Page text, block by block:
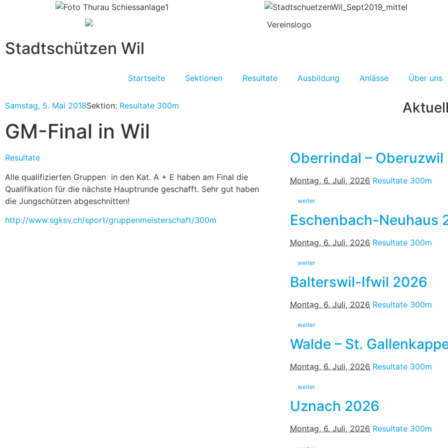
Stadtschützen Wil
Startseite Sektionen Resultate Ausbildung Anlässe Über uns
Samstag, 5. Mai 2018Sektion: Resultate 300m
GM-Final in Wil
Resultate
Alle qualifizierten Gruppen in den Kat. A + E haben am Final die
Qualifikation für die nächste Hauptrunde geschafft. Sehr gut haben
die Jungschützen abgeschnitten!
http://www.sgksv.ch/sport/gruppenmeisterschaft/300m
Oberrindal – Oberuzwil
Montag, 6. Juli, 2026 Resultate 300m
weiter
Eschenbach-Neuhaus
Montag, 6. Juli, 2026 Resultate 300m
weiter
Balterswil-Ifwil 2026
Montag, 6. Juli, 2026 Resultate 300m
weiter
Walde – St.
Montag, 6. Juli, 2026 Resultate 300m
weiter
Uznach 2026
Montag, 6. Juli, 2026 Resultate 300m